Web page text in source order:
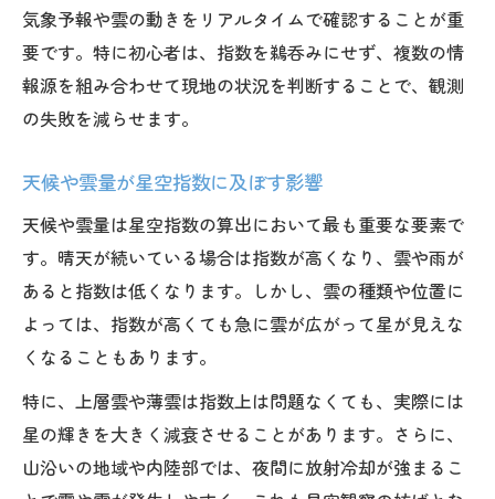
気象予報や雲の動きをリアルタイムで確認することが重
要です。特に初心者は、指数を鵜呑みにせず、複数の情
報源を組み合わせて現地の状況を判断することで、観測
の失敗を減らせます。
天候や雲量が星空指数に及ぼす影響
天候や雲量は星空指数の算出において最も重要な要素で
す。晴天が続いている場合は指数が高くなり、雲や雨が
あると指数は低くなります。しかし、雲の種類や位置に
よっては、指数が高くても急に雲が広がって星が見えな
くなることもあります。
特に、上層雲や薄雲は指数上は問題なくても、実際には
星の輝きを大きく減衰させることがあります。さらに、
山沿いの地域や内陸部では、夜間に放射冷却が強まるこ